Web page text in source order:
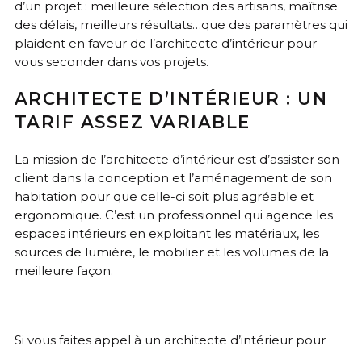
d’un projet : meilleure sélection des artisans, maîtrise
des délais, meilleurs résultats…que des paramètres qui
plaident en faveur de l’architecte d’intérieur pour
vous seconder dans vos projets.
ARCHITECTE D’INTÉRIEUR : UN
TARIF ASSEZ VARIABLE
La mission de l’architecte d’intérieur est d’assister son
client dans la conception et l’aménagement de son
habitation pour que celle-ci soit plus agréable et
ergonomique. C’est un professionnel qui agence les
espaces intérieurs en exploitant les matériaux, les
sources de lumière, le mobilier et les volumes de la
meilleure façon.
Si vous faites appel à un architecte d’intérieur pour